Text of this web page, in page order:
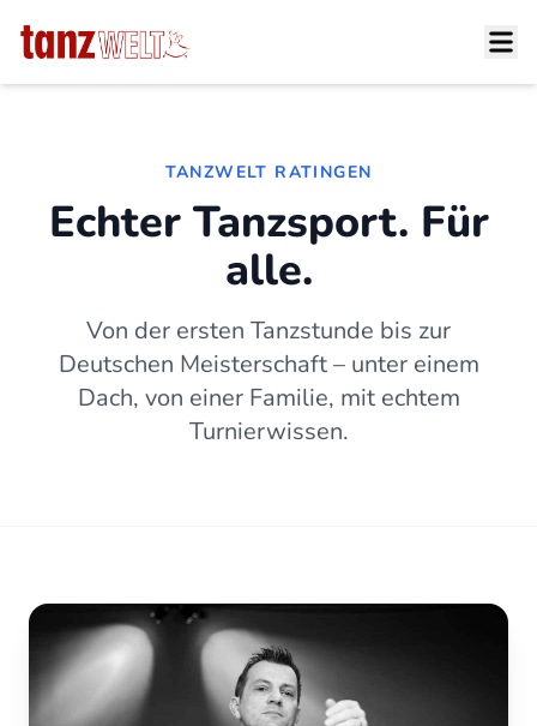
TANZWELT RATINGEN
Echter Tanzsport. Für
alle.
Von der ersten Tanzstunde bis zur
Deutschen Meisterschaft – unter einem
Dach, von einer Familie, mit echtem
Turnierwissen.